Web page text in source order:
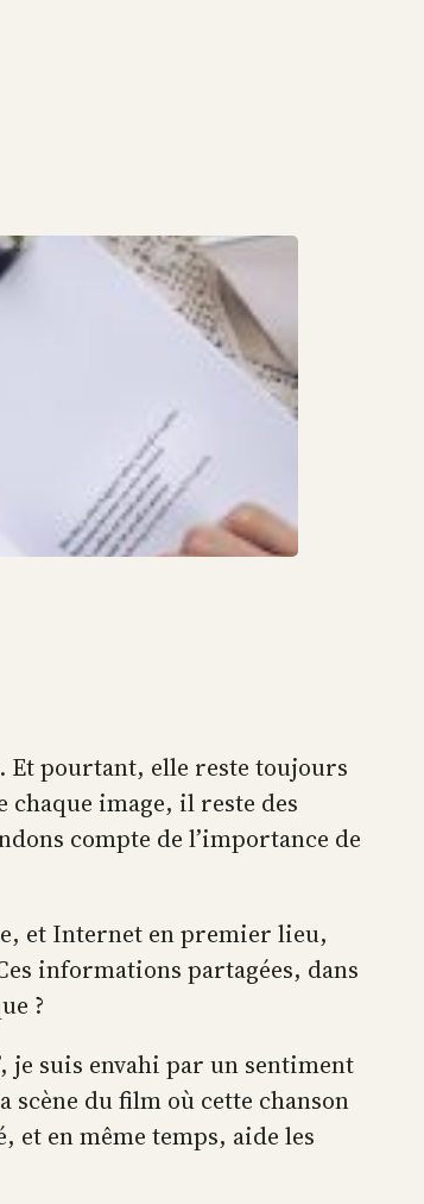
Et pourtant, elle reste toujours
chaque image, il reste des
compte de l’importance de
et Internet en premier lieu,
informations partagées, dans
?
je suis envahi par un sentiment
du film où cette chanson
et en même temps, aide les